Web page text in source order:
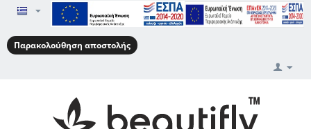
Παρακολούθηση αποστολής